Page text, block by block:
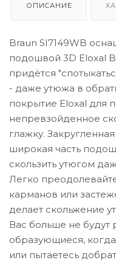
ОПИСАНИЕ
Braun SI7149WB
подошвой 3D Eloxal
придётся
- даже утюжа в
покрытие Eloxal для
непревзойденное
глажку.
широкая часть
скользить утюгом
Легко
карманов или
делает скольжение
Вас больше не
образующиеся,
или пытаетесь